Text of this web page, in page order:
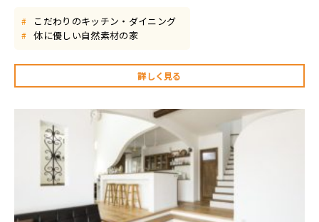
# こだわりのキッチン・ダイニング
# 体に優しい自然素材の家
詳しく見る